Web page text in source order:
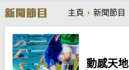
r
c
h
主頁 新聞節目
動感天地